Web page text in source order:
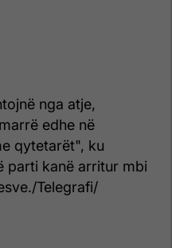
nga atje,
edhe në
qytetarët", ku
parti kanë arritur mbi
Telegrafi/